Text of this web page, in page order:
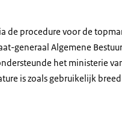
de procedure voor de
generaal Algemene
het ministerie
is zoals gebruikelijk